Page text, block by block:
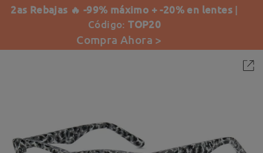
2as Rebajas 🔥 -99% máximo + -20% en lentes |
Código:TOP20
Compra Ahora >